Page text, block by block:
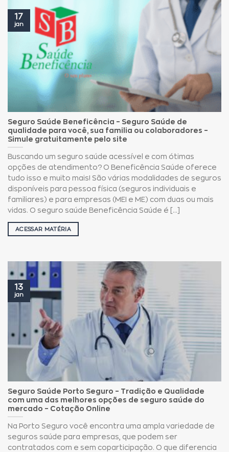
Seguro Saúde Beneficência – Seguro Saúde de
qualidade para você, sua familia ou colaboradores –
Simule gratuitamente pelo site
Buscando um seguro saúde acessível e com ótimas
opções de atendimento? O Beneficência Saúde oferece
tudo isso e muito mais! São várias modalidades de seguros
disponíveis para pessoa física (seguros individuais e
familiares) e para empresas (MEI e ME) com duas ou mais
vidas. O seguro saúde Beneficência Saúde é [...]
ACESSAR MATÉRIA
17
jan
Seguro Saúde Porto Seguro – Tradição e Qualidade
com uma das melhores opções de seguro saúde do
mercado – Cotação Online
Na Porto Seguro você encontra uma ampla variedade de
seguros saúde para empresas, que podem ser
contratados com e sem coparticipação. O que diferencia
13
jan